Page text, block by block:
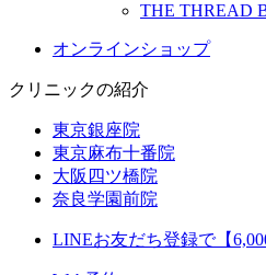
THE THREAD
オンラインショップ
クリニックの紹介
東京銀座院
東京麻布十番院
大阪四ツ橋院
奈良学園前院
LINEお友だち登録で【